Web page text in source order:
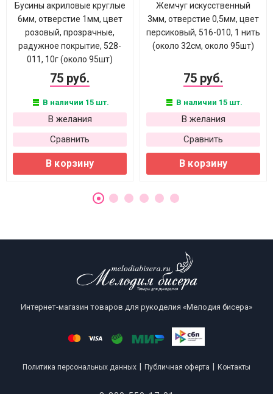
Бусины акриловые круглые
6мм, отверстие 1мм, цвет
розовый, прозрачные,
радужное покрытие, 528-
011, 10г (около 95шт)
75 руб.
В наличии 15 шт.
В желания
Сравнить
В корзину
Жемчуг искусственный
3мм, отверстие 0,5мм, цвет
персиковый, 516-010, 1 нить
(около 32см, около 95шт)
75 руб.
В наличии 15 шт.
В желания
Сравнить
В корзину
Интернет-магазин товаров для рукоделия «Мелодия бисера»
Политика персональных данных Публичная оферта Контакты